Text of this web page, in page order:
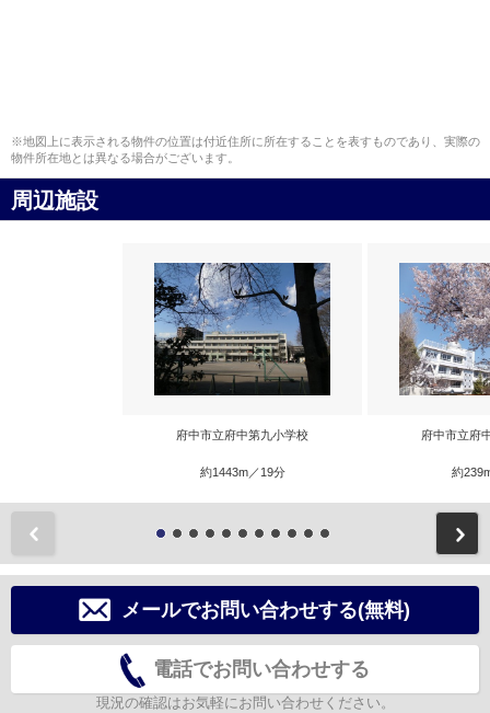
※地図上に表示される物件の位置は付近住所に所在することを表すものであり、実際の
物件所在地とは異なる場合がございます。
周辺施設
府中市立府中第九小学校
約1443m／19分
府中市立府
約
メールでお問い合わせする(無料)
電話でお問い合わせする
現況の確認はお気軽にお問い合わせください。